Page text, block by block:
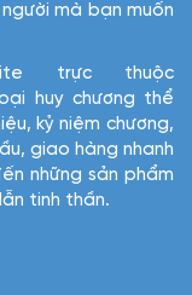
mà bạn muốn
trực thuộc
huy chương thể
kỷ niệm chương,
giao hàng nhanh
những sản phẩm
tinh thần.